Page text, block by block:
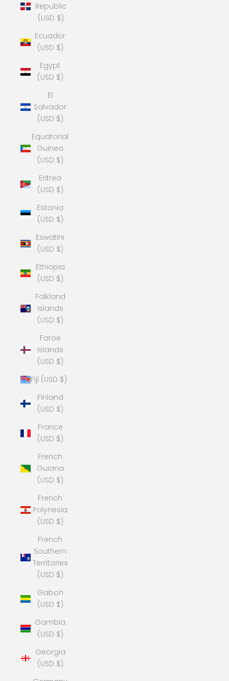
Republic
(USD $)
Ecuador
(USD $)
Egypt
(USD $)
El
Salvador
(USD $)
Equatorial
Guinea
(USD $)
Eritrea
(USD $)
Estonia
(USD $)
Eswatini
(USD $)
Ethiopia
(USD $)
Falkland
Islands
(USD $)
Faroe
Islands
(USD $)
Fiji (USD $)
Finland
(USD $)
France
(USD $)
French
Guiana
(USD $)
French
Polynesia
(USD $)
French
Southern
Territories
(USD $)
Gabon
(USD $)
Gambia
(USD $)
Georgia
(USD $)